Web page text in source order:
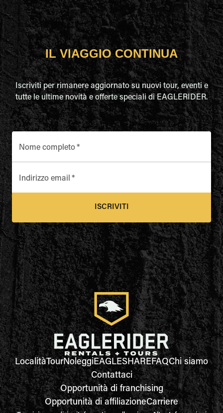
IL VIAGGIO CONTINUA
Iscriviti per rimanere aggiornato su nuovi tour, eventi e
tutte le ultime novità e offerte speciali di EAGLERIDER.
Nome completo*
Indirizzo email *
ISCRIVITI
LocalitàTourNoleggiEAGLESHAREFAQChi siamo
Contattaci
Opportunità di franchising
Opportunità di affiliazioneCarriere